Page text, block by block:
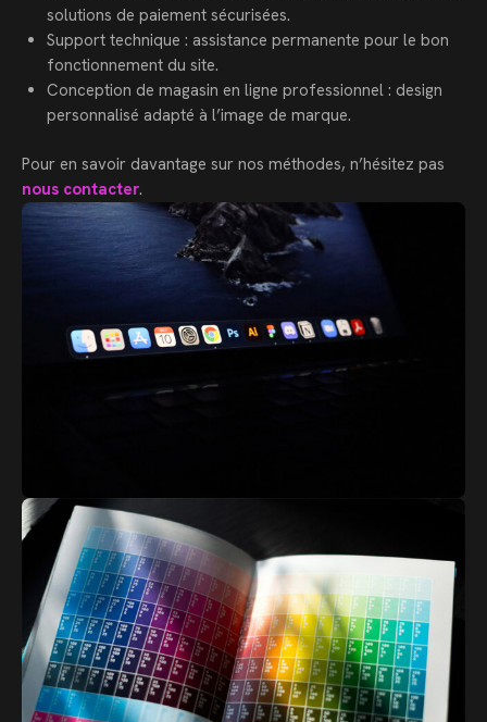
solutions de paiement sécurisées.
Support technique : assistance permanente pour le bon
fonctionnement du site.
Conception de magasin en ligne professionnel : design
personnalisé adapté à l’image de marque.
Pour en savoir davantage sur nos méthodes, n’hésitez pas
nous contacter.